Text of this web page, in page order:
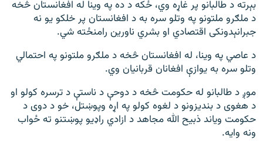
بېرته د طالبانو پر غاړه وي، ځکه د ده په وینا له افغانستان څخه
د ملګرو ملتونو په وتلو سره به د افغانستان پر خلکو یو نه
جبرانېدونکی اقتصادي او بشري ناورین رامنځته شي.
د عاصي په وینا، له افغانستان څخه د ملګرو ملتونو په احتمالي
وتلو سره به یوازې افغانان قربانیان وي.
موږ د طالبانو له حکومت څخه د دوحې د ناستې د ترسره کولو او
د هغوی د بندیزونو د لغوه کولو په اړه وپوښتل، خو د دوی د
حکومت ویاند ذبیح الله مجاهد د ازادي راډیو پوښتنو ته ځواب
ونه وایه.